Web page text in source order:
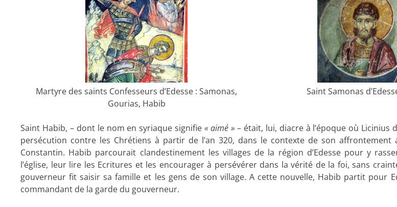
Martyre des saints Confesseurs d’Edesse : Samonas,
Gourias, Habib
Saint Samonas
Saint Habib, – dont le nom en syriaque signifie« aimé » – était, lui, diacre à l’époque où Licinius
persécution contre les Chrétiens à partir de l’an 320, dans le contexte de son affrontement
Constantin. Habib parcourait clandestinement les villages de la région d’Edesse pour y
l’église, leur lire les Ecritures et les encourager à persévérer dans la vérité de la foi, sans
gouverneur fit saisir sa famille et les gens de son village. A cette nouvelle, Habib partit pour
commandant de la garde du gouverneur.